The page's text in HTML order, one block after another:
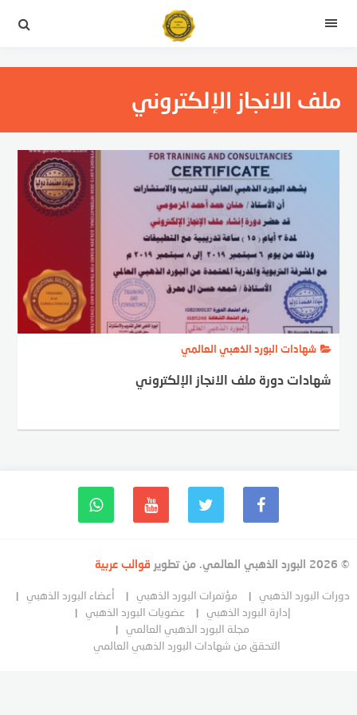
القائمة
ملف الانجاز الإلكتروني
شهادات البورد الذهبي العالمي
شهادات دورة ملف الانجاز الإلكتروني
© 2026 البورد الذهبي العالمي. من تطوير قوالب عربية
دورات البورد الذهبي مؤتمرات البورد الذهبي
أعضاء البورد الذهبي
إدارة البورد الذهبي
عضويات البورد الذهبي
مجلة البورد الذهبي العالمي
التحقق من شهادات البورد الذهبي العالمي